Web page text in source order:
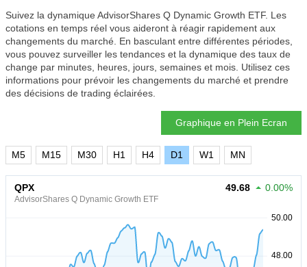
Suivez la dynamique AdvisorShares Q Dynamic Growth ETF. Les
cotations en temps réel vous aideront à réagir rapidement aux
changements du marché. En basculant entre différentes périodes,
vous pouvez surveiller les tendances et la dynamique des taux de
change par minutes, heures, jours, semaines et mois. Utilisez ces
informations pour prévoir les changements du marché et prendre
des décisions de trading éclairées.
Graphique en Plein Ecran
M5 M15 M30 H1 H4 D1 W1 MN
QPX
AdvisorShares Q Dynamic Growth ETF
49.68 0.00%